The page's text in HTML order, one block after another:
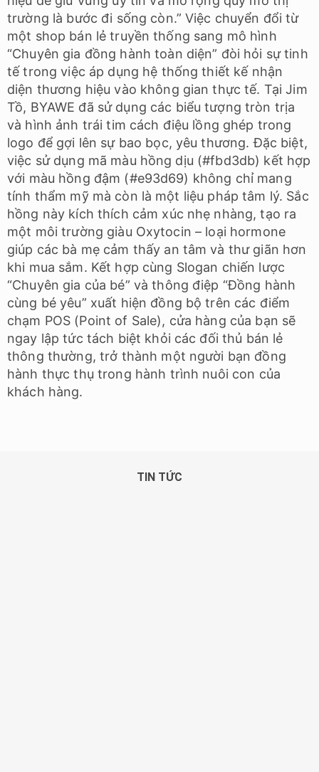
trường là bước đi sống còn.” Việc chuyển đổi từ
một shop bán lẻ truyền thống sang mô hình
“Chuyên gia đồng hành toàn diện” đòi hỏi sự tinh
tế trong việc áp dụng hệ thống thiết kế nhận
diện thương hiệu vào không gian thực tế. Tại Jim
Tồ, BYAWE đã sử dụng các biểu tượng tròn trịa
và hình ảnh trái tim cách điệu lồng ghép trong
logo để gợi lên sự bao bọc, yêu thương. Đặc biệt,
việc sử dụng mã màu hồng dịu (#fbd3db) kết hợp
với màu hồng đậm (#e93d69) không chỉ mang
tính thẩm mỹ mà còn là một liệu pháp tâm lý. Sắc
hồng này kích thích cảm xúc nhẹ nhàng, tạo ra
một môi trường giàu Oxytocin – loại hormone
giúp các bà mẹ cảm thấy an tâm và thư giãn hơn
khi mua sắm. Kết hợp cùng Slogan chiến lược
“Chuyên gia của bé” và thông điệp “Đồng hành
cùng bé yêu” xuất hiện đồng bộ trên các điểm
chạm POS (Point of Sale), cửa hàng của bạn sẽ
ngay lập tức tách biệt khỏi các đối thủ bán lẻ
thông thường, trở thành một người bạn đồng
hành thực thụ trong hành trình nuôi con của
khách hàng.
TIN TỨC